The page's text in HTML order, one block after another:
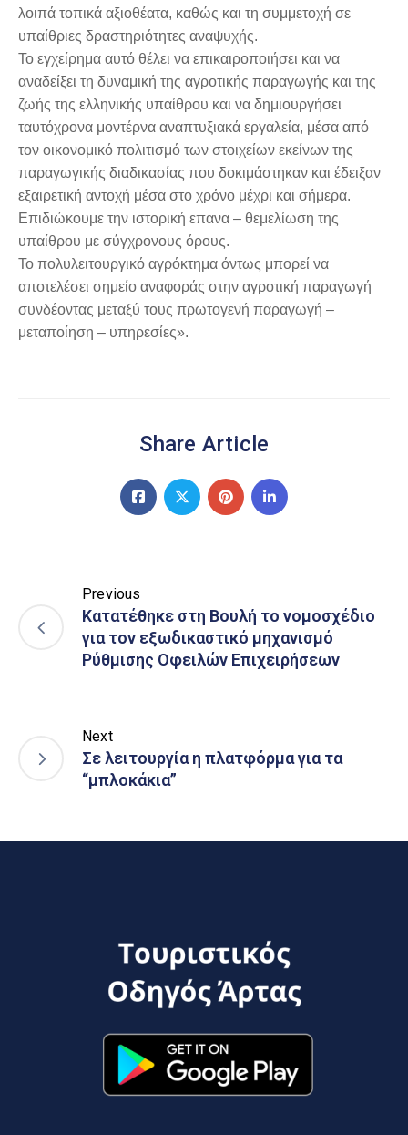
λοιπά τοπικά αξιοθέατα, καθώς και τη συμμετοχή σε
υπαίθριες δραστηριότητες αναψυχής.
Το εγχείρημα αυτό θέλει να επικαιροποιήσει και να
αναδείξει τη δυναμική της αγροτικής παραγωγής και της
ζωής της ελληνικής υπαίθρου και να δημιουργήσει
ταυτόχρονα μοντέρνα αναπτυξιακά εργαλεία, μέσα από
τον οικονομικό πολιτισμό των στοιχείων εκείνων της
παραγωγικής διαδικασίας που δοκιμάστηκαν και έδειξαν
εξαιρετική αντοχή μέσα στο χρόνο μέχρι και σήμερα.
Επιδιώκουμε την ιστορική επανα – θεμελίωση της
υπαίθρου με σύγχρονους όρους.
Το πολυλειτουργικό αγρόκτημα όντως μπορεί να
αποτελέσει σημείο αναφοράς στην αγροτική παραγωγή
συνδέοντας μεταξύ τους πρωτογενή παραγωγή –
μεταποίηση – υπηρεσίες».
Share Article
Previous
Κατατέθηκε στη Bουλή το νομοσχέδιο
για τον εξωδικαστικό μηχανισμό
Ρύθμισης Οφειλών Επιχειρήσεων
Next
Σε λειτουργία η πλατφόρμα για τα
“μπλοκάκια”